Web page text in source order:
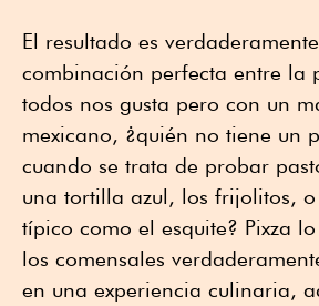
El resultado es
combinación perfecta entre la
todos nos gusta pero con un
mexicano, ¿quién no tiene un
cuando se trata de probar
una tortilla azul, los frijolitos,
típico como el esquite? Pixza
los comensales
en una experiencia culinaria,